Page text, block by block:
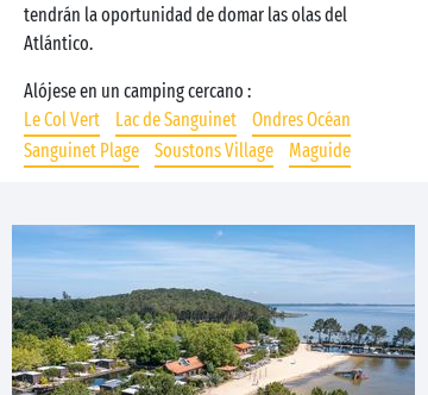
tendrán la oportunidad de domar las olas del
Atlántico.
Alójese en un camping cercano :
Le Col Vert
Lac de Sanguinet
Ondres Océan
Sanguinet Plage
Soustons Village Maguide